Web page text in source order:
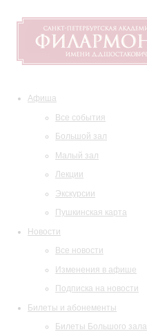
Афиша
Все события
Большой зал
Малый зал
Лекции
Экскурсии
Пушкинская карта
Новости
Все новости
Изменения в афише
Подписка на новости
Билеты и абонементы
Билеты Большого зала